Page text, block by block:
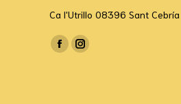
Ca l'Utrillo 08396 Sant Cebría
Trouvez nous sur :
FacebookInstagram